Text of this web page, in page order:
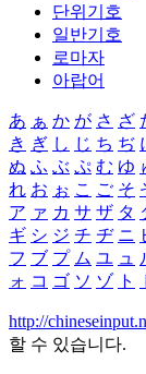
단위기호
일반기호
로마자
아랍어
あ ぁ か が さ ざ
き ぎ し じ ち ぢ
ぬ ふ ぶ ぷ む ゆ
れ お ぉ こ ご そ
ア ァ カ サ ザ タ
ギ シ ジ チ ヂ ニ
フ ブ プ ム ユ ュ
ォ コ ゴ ソ ゾ ト
http://
할 수 있습니다.